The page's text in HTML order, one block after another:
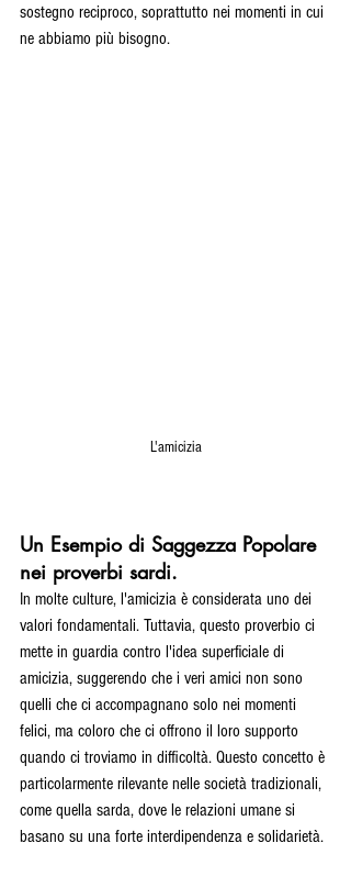
sostegno reciproco, soprattutto nei momenti in cui
ne abbiamo più bisogno.
L'amicizia
Un Esempio di Saggezza Popolare
nei proverbi sardi.
In molte culture, l'amicizia è considerata uno dei
valori fondamentali. Tuttavia, questo proverbio ci
mette in guardia contro l'idea superficiale di
amicizia, suggerendo che i veri amici non sono
quelli che ci accompagnano solo nei momenti
felici, ma coloro che ci offrono il loro supporto
quando ci troviamo in difficoltà. Questo concetto è
particolarmente rilevante nelle società tradizionali,
come quella sarda, dove le relazioni umane si
basano su una forte interdipendenza e solidarietà.